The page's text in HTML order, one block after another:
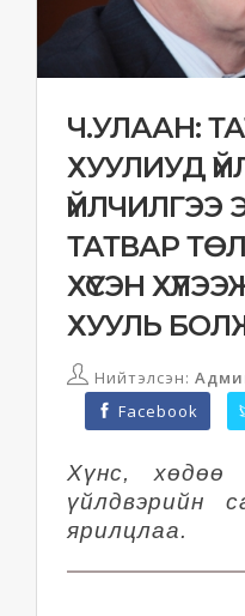
Ч.УЛААН:
ХУУЛИУД
ҮЙЛЧИЛГЭЭ
ТАТВАР
ХҮСЭН
ХУУЛЬ
Нийтэлсэн:
Facebook
Хүнс, хөдөө
үйлдвэрийн
ярилцлаа.